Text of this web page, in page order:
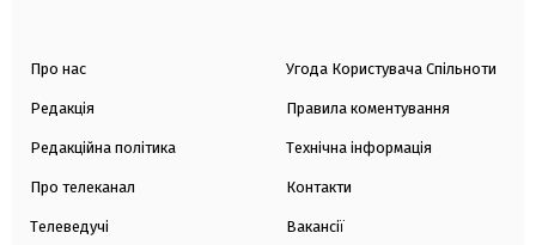
Про нас
Редакція
Редакційна політика
Про телеканал
Телеведучі
Угода Користувача Спільноти
Правила коментування
Технічна інформація
Контакти
Вакансії